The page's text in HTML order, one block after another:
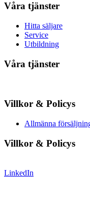
Våra tjänster
Hitta säljare
Service
Utbildning
Våra tjänster
Villkor & Policys
Allmänna
Villkor & Policys
LinkedIn